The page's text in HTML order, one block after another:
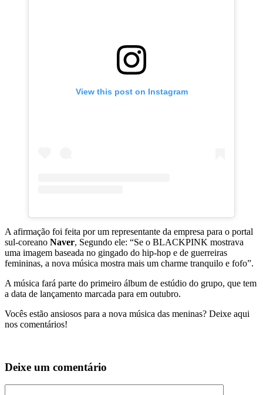
View this post on Instagram
A afirmação foi feita por um representante da empresa para o portal
sul-coreano Naver, Segundo ele: “Se o BLACKPINK mostrava
uma imagem baseada no gingado do hip-hop e de guerreiras
femininas, a nova música mostra mais um charme tranquilo e fofo”.
A música fará parte do primeiro álbum de estúdio do grupo, que tem
a data de lançamento marcada para em outubro.
Vocês estão ansiosos para a nova música das meninas? Deixe aqui
nos comentários!
Deixe um comentário